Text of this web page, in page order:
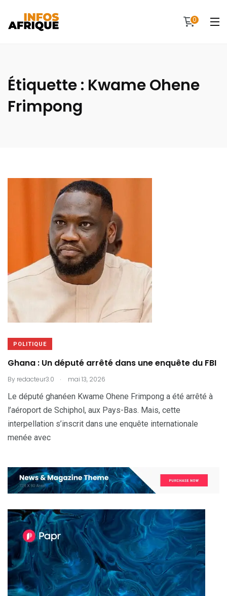
0
Étiquette : Kwame Ohene
Frimpong
POLITIQUE
Ghana : Un député arrêté dans une enquête du FBI
By redacteur3.0 . mai 13, 2026
Le député ghanéen Kwame Ohene Frimpong a été arrêté à
l’aéroport de Schiphol, aux Pays-Bas. Mais, cette
interpellation s’inscrit dans une enquête internationale
menée avec